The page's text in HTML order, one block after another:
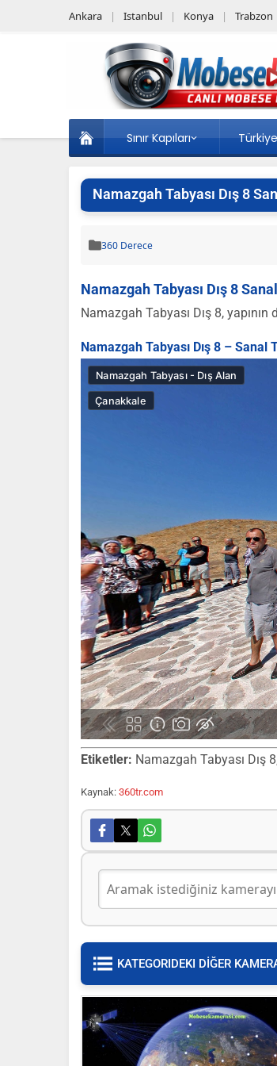
Ankara Istanbul Konya Trabzon
Sınır Kapıları Türkiye
Namazgah Tabyası Dış 8
360 Derece
Namazgah Tabyası Dış 8
Namazgah Tabyası Dış 8,
Namazgah Tabyası Dış 8 – Sanal
Etiketler: Namazgah Tabyası Dış
Kaynak: 360tr.com
KATEGORIDEKI DİĞER